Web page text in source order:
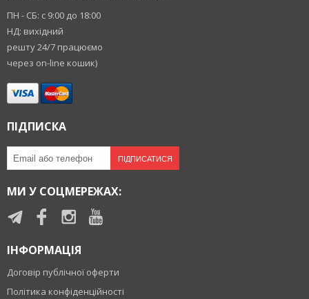
ПН - СБ: с 9:00 до 18:00
НД: вихідний
решту 24/7 працюємо
через on-line кошик)
ПІДПИСКА
ПІДПИСАТИСЯ
МИ У СОЦМЕРЕЖАХ:
ІНФОРМАЦІЯ
Договір публічної оферти
Політика конфіденційності